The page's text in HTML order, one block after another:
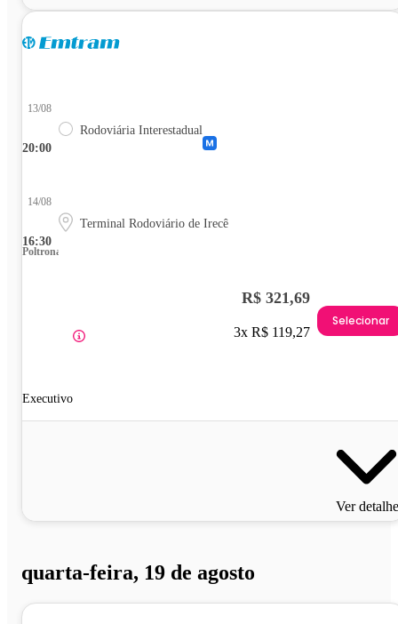
20:00
13/08
Rodoviária Interestadual
16:30
14/08
Terminal Rodoviário de Irecê
Poltrona
Executivo
R$ 321,69
3x R$ 119,27
Selecionar
Ver
quarta-feira, 19 de agosto